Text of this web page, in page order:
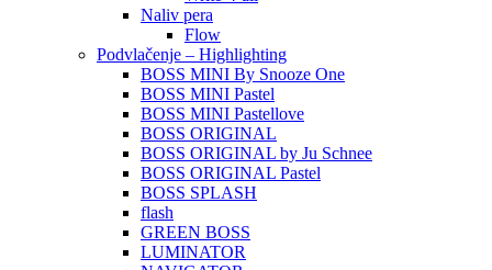
Naliv pera
Flow
Podvlačenje – Highlighting
BOSS MINI By Snooze One
BOSS MINI Pastel
BOSS MINI Pastellove
BOSS ORIGINAL
BOSS ORIGINAL by Ju Schnee
BOSS ORIGINAL Pastel
BOSS SPLASH
flash
GREEN BOSS
LUMINATOR